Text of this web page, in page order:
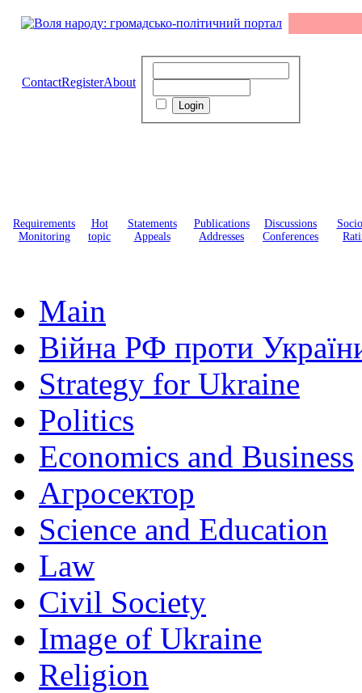
ContactRegisterAbout
Requirements
Monitoring
Hot
topic
Statements
Appeals
Publications
Addresses
Discussions
Conferences
Main
Війна РФ проти
Strategy for Ukraine
Politics
Economics and Business
Агросектор
Science and Education
Law
Civil Society
Image of Ukraine
Religion